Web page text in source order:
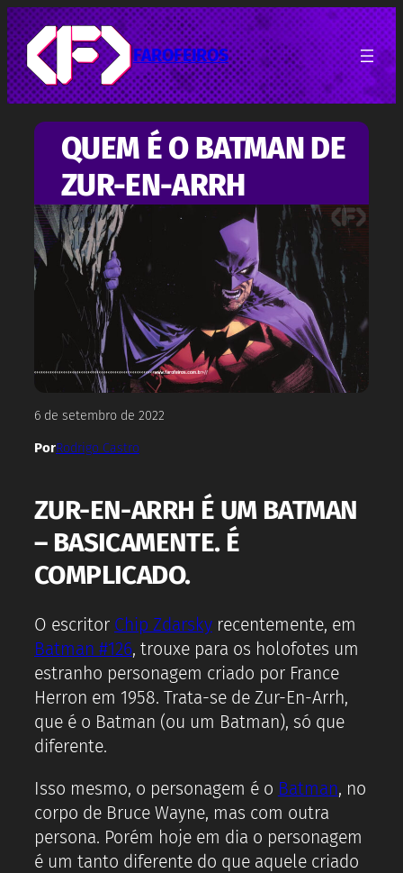
Pular
para
o
conteúdo
FAROFEIROS
QUEM É O BATMAN DE
ZUR-EN-ARRH
6 de setembro de 2022
PorRodrigo Castro
ZUR-EN-ARRH É UM BATMAN
– BASICAMENTE. É
COMPLICADO.
O escritor Chip Zdarskyrecentemente, em
Batman #126, trouxe para os holofotes um
estranho personagem criado por France
Herron em 1958. Trata-se de Zur-En-Arrh,
que é o Batman (ou um Batman), só que
diferente.
Isso mesmo, o personagem é o Batman, no
corpo de Bruce Wayne, mas com outra
persona. Porém hoje em dia o personagem
é um tanto diferente do que aquele criado